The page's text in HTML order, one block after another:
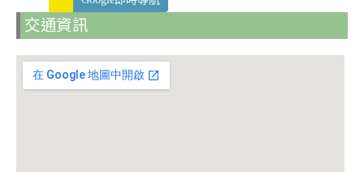
交通資訊